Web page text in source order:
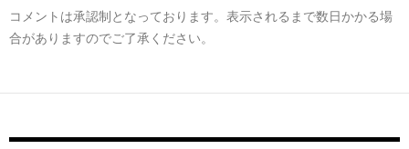
コメントは承認制となっております。表示されるまで数日かかる場
合がありますのでご了承ください。